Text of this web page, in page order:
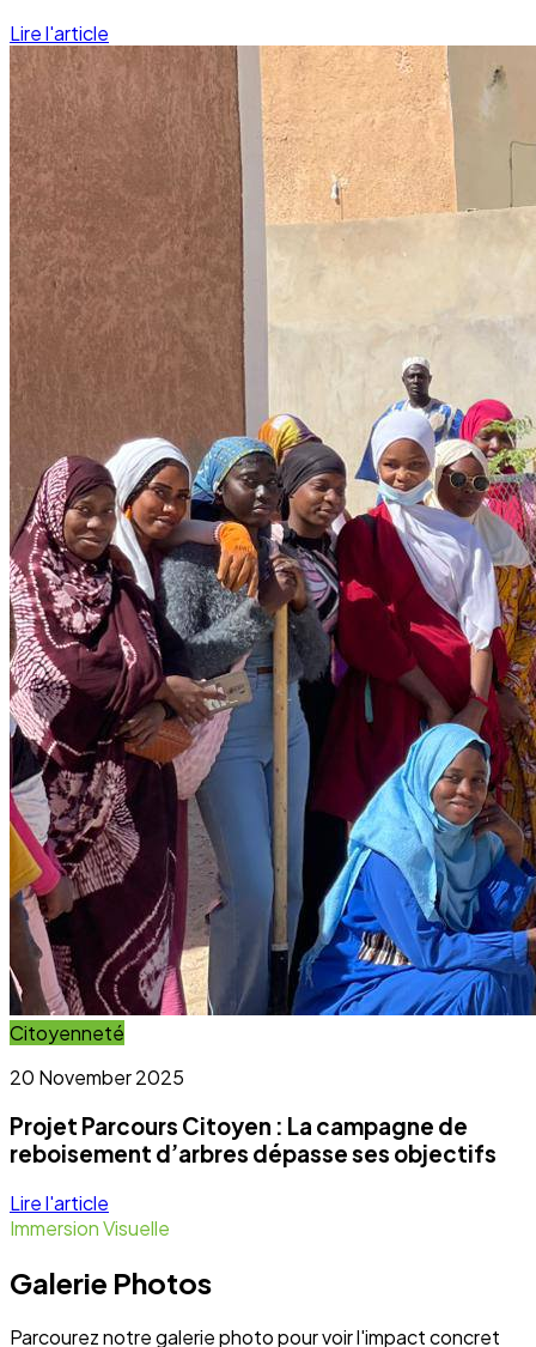
Citoyenneté
20 November 2025
Projet Parcours Citoyen : La campagne de
reboisement d’arbres dépasse ses objectifs
Lire l'article
Immersion Visuelle
Galerie Photos
Parcourez notre galerie photo pour voir l'impact concret
de nos projets au sein des communautés. Une image vaut
mille mots.
Voir la Galerie Photos